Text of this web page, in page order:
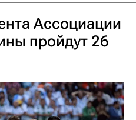
Ассоциации
пройдут 26